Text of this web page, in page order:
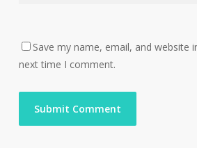
Save my name, email, and website
next time I comment.